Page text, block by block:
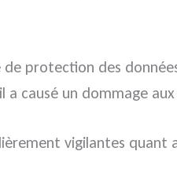
de protection des
causé un dommage
vigilantes quant